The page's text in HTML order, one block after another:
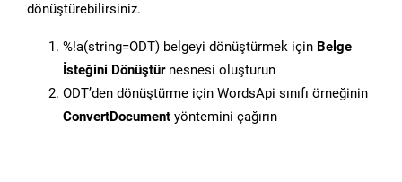
dönüştürebilirsiniz.
%!a(string=ODT) belgeyi dönüştürmek için Belge
İsteğini Dönüştürnesnesi oluşturun
ODT’den dönüştürme için WordsApi sınıfı örneğinin
ConvertDocument yöntemini çağırın